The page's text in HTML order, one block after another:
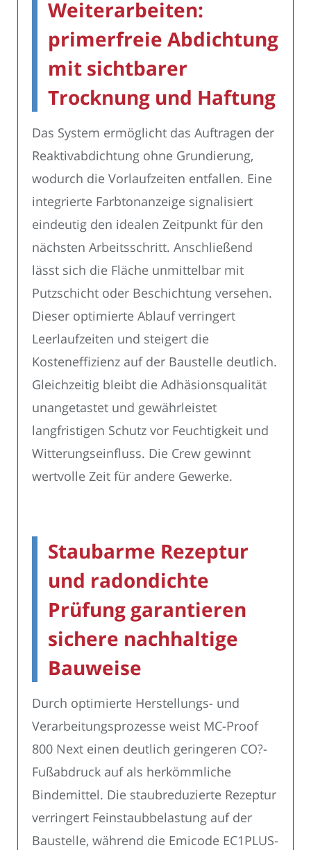
Weiterarbeiten:
primerfreie Abdichtung
mit sichtbarer
Trocknung und Haftung
Das System ermöglicht das Auftragen der
Reaktivabdichtung ohne Grundierung,
wodurch die Vorlaufzeiten entfallen. Eine
integrierte Farbtonanzeige signalisiert
eindeutig den idealen Zeitpunkt für den
nächsten Arbeitsschritt. Anschließend
lässt sich die Fläche unmittelbar mit
Putzschicht oder Beschichtung versehen.
Dieser optimierte Ablauf verringert
Leerlaufzeiten und steigert die
Kosteneffizienz auf der Baustelle deutlich.
Gleichzeitig bleibt die Adhäsionsqualität
unangetastet und gewährleistet
langfristigen Schutz vor Feuchtigkeit und
Witterungseinfluss. Die Crew gewinnt
wertvolle Zeit für andere Gewerke.
Staubarme Rezeptur
und radondichte
Prüfung garantieren
sichere nachhaltige
Bauweise
Durch optimierte Herstellungs- und
Verarbeitungsprozesse weist MC-Proof
800 Next einen deutlich geringeren CO?-
Fußabdruck auf als herkömmliche
Bindemittel. Die staubreduzierte Rezeptur
verringert Feinstaubbelastung auf der
Baustelle, während die Emicode EC1PLUS-